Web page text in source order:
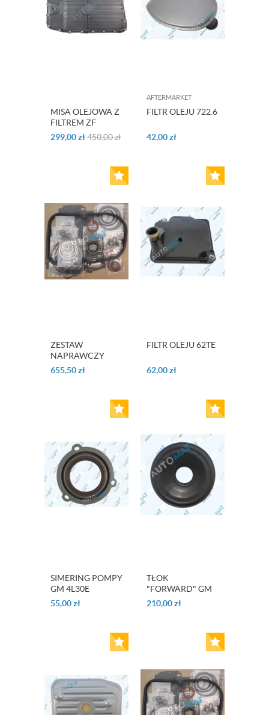
MISA OLEJOWA Z
FILTREM ZF
6HP26 ORYGINAŁ
299,00zł450,00zł
AFTERMARKET
FILTR OLEJU 722.6
42,00zł
ZESTAW
NAPRAWCZY
OHK 722.3
655,50zł
FILTR OLEJU 62TE
62,00zł
SIMERING POMPY
GM 4L30E
55,00zł
TŁOK
"FORWARD" GM
5L40E
210,00zł